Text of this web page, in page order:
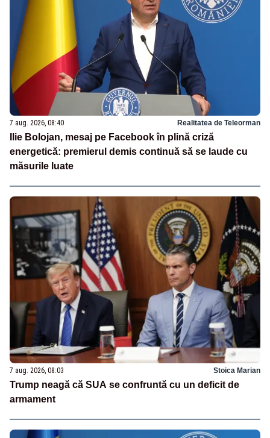
7 aug. 2026, 08:40 Realitatea de Teleorman
Ilie Bolojan, mesaj pe Facebook în plină criză
energetică: premierul demis continuă să se laude cu
măsurile luate
7 aug. 2026, 08:03 Stoica Marian
Trump neagă că SUA se confruntă cu un deficit de
armament